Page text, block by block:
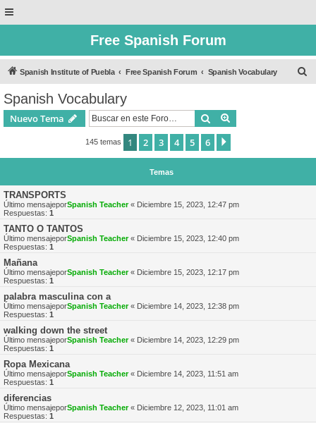
Free Spanish Forum
Spanish Institute of Puebla Free Spanish Forum Spanish Vocabulary
Spanish Vocabulary
Nuevo Tema Buscar
145 temas 1 2 3 4 5 6
Temas
TRANSPORTS
Último mensajeporSpanish Teacher« Diciembre 15, 2023, 12:47 pm
Respuestas: 1
TANTO O TANTOS
Último mensajeporSpanish Teacher« Diciembre 15, 2023, 12:40 pm
Respuestas: 1
Mañana
Último mensajeporSpanish Teacher« Diciembre 15, 2023, 12:17 pm
Respuestas: 1
palabra masculina con a
Último mensajeporSpanish Teacher« Diciembre 14, 2023, 12:38 pm
Respuestas: 1
walking down the street
Último mensajeporSpanish Teacher« Diciembre 14, 2023, 12:29 pm
Respuestas: 1
Ropa Mexicana
Último mensajeporSpanish Teacher« Diciembre 14, 2023, 11:51 am
Respuestas: 1
diferencias
Último mensajeporSpanish Teacher« Diciembre 12, 2023, 11:01 am
Respuestas: 1